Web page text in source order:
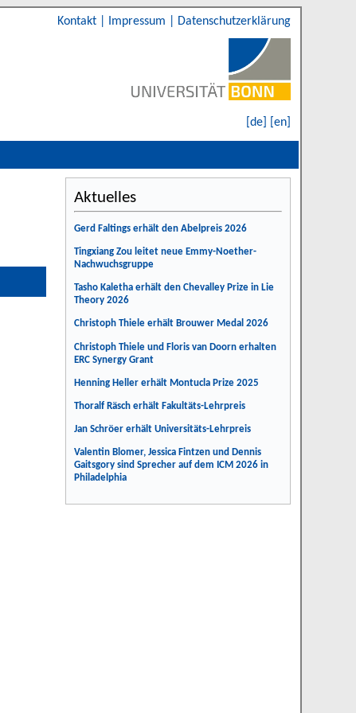
Kontakt Impressum Datenschutzerklärung
[de] [en]
Aktuelles
Gerd Faltings erhält den Abelpreis 2026
Tingxiang Zou leitet neue Emmy-Noether-
Nachwuchsgruppe
Tasho Kaletha erhält den Chevalley Prize in Lie
Theory 2026
Christoph Thiele erhält Brouwer Medal 2026
Christoph Thiele und Floris van Doorn erhalten
ERC Synergy Grant
Henning Heller erhält Montucla Prize 2025
Thoralf Räsch erhält Fakultäts-Lehrpreis
Jan Schröer erhält Universitäts-Lehrpreis
Valentin Blomer, Jessica Fintzen und Dennis
Gaitsgory sind Sprecher auf dem ICM 2026 in
Philadelphia